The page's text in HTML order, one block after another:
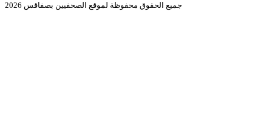
جميع الحقوق محفوظة لموقع الصحفيين بصفاقس 2026